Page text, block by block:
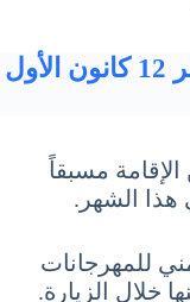
السياحة في الأردن شهر ديسمبر 12 كانون الأول
مسبقاً
هذا الشهر.
للمهرجانات
خلال الزيارة.